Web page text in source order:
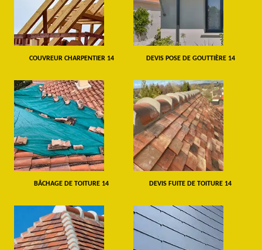
COUVREUR CHARPENTIER 14 DEVIS POSE DE GOUTTIÈRE 14
BÂCHAGE DE TOITURE 14 DEVIS FUITE DE TOITURE 14